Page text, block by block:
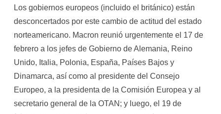
Los gobiernos europeos (incluido el británico) están
desconcertados por este cambio de actitud del estado
norteamericano. Macron reunió urgentemente el 17 de
febrero a los jefes de Gobierno de Alemania, Reino
Unido, Italia, Polonia, España, Países Bajos y
Dinamarca, así como al presidente del Consejo
Europeo, a la presidenta de la Comisión Europea y al
secretario general de la OTAN; y luego, el 19 de